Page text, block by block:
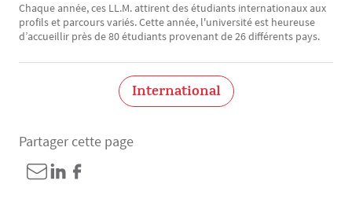
Chaque année, ces LL.M. attirent des étudiants internationaux aux
profils et parcours variés. Cette année, l'université est heureuse
d’accueillir près de 80 étudiants provenant de 26 différents pays.
International
Partager cette page